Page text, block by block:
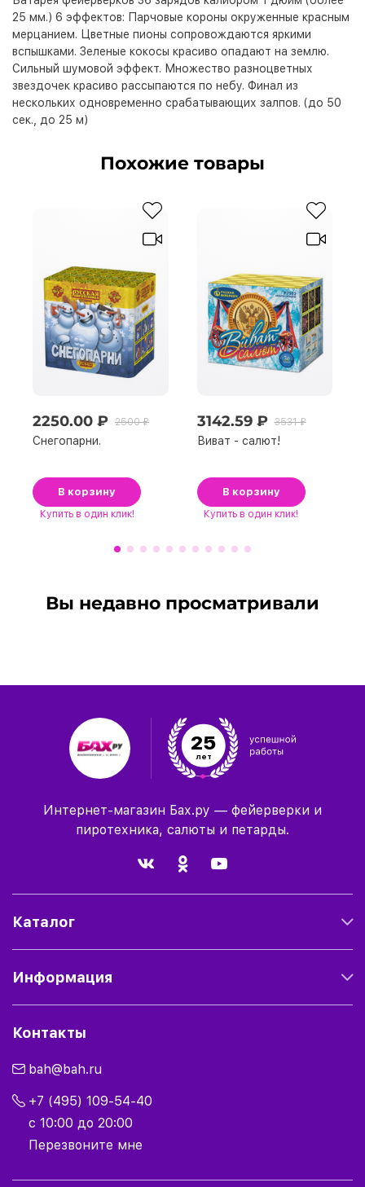
25 мм.) 6 эффектов: Парчовые короны окруженные красным
мерцанием. Цветные пионы сопровождаются яркими
вспышками. Зеленые кокосы красиво опадают на землю.
Сильный шумовой эффект. Множество разноцветных
звездочек красиво рассыпаются по небу. Финал из
нескольких одновременно срабатывающих залпов. (до 50
сек., до 25 м)
Похожие товары
2250.00 ₽ 2500 ₽
Снегопарни.
В корзину
Купить в один клик!
3142.59 ₽ 3531 ₽
Виват - салют!
В корзину
Купить в один клик!
Вы недавно просматривали
25
лет
Интернет-магазин Бах.ру — фейерверки и
пиротехника, салюты и петарды.
Каталог
Информация
Контакты
bah@bah.ru
+7 (495) 109-54-40
с 10:00 до 20:00
Перезвоните мне